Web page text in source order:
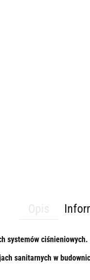
systemów ciśnieniowych.
sanitarnych w